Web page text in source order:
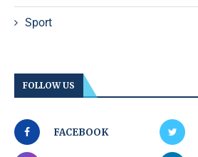
Sport
FOLLOW US
FACEBOOK